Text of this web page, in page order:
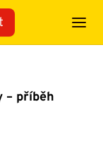
– příběh